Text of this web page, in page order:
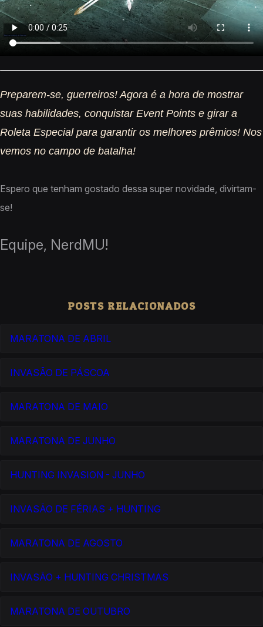
Preparem-se, guerreiros! Agora é a hora de mostrar
suas habilidades, conquistar Event Points e girar a
Roleta Especial para garantir os melhores prêmios! Nos
vemos no campo de batalha!
Espero que tenham gostado dessa super novidade, divirtam-
se!
Equipe, NerdMU!
POSTS RELACIONADOS
MARATONA DE ABRIL
INVASÃO DE PÁSCOA
MARATONA DE MAIO
MARATONA DE JUNHO
HUNTING INVASION - JUNHO
INVASÃO DE FÉRIAS + HUNTING
MARATONA DE AGOSTO
INVASÃO + HUNTING CHRISTMAS
MARATONA DE OUTUBRO